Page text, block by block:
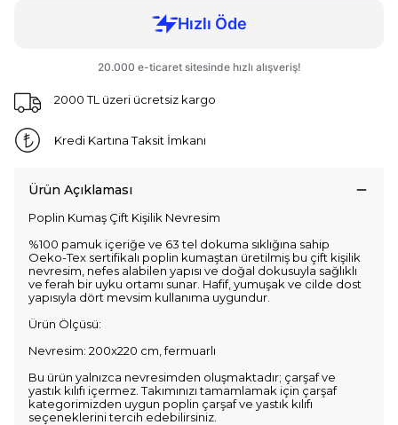
2000 TL üzeri ücretsiz kargo
Kredi Kartına Taksit İmkanı
Ürün Açıklaması
Poplin Kumaş Çift Kişilik Nevresim
%100 pamuk içeriğe ve 63 tel dokuma sıklığına sahip
Oeko-Tex sertifikalı poplin kumaştan üretilmiş bu çift kişilik
nevresim, nefes alabilen yapısı ve doğal dokusuyla sağlıklı
ve ferah bir uyku ortamı sunar. Hafif, yumuşak ve cilde dost
yapısıyla dört mevsim kullanıma uygundur.
Ürün Ölçüsü:
Nevresim: 200x220 cm, fermuarlı
Bu ürün yalnızca nevresimden oluşmaktadır; çarşaf ve
yastık kılıfı içermez. Takımınızı tamamlamak için çarşaf
kategorimizden uygun poplin çarşaf ve yastık kılıfı
seçeneklerini tercih edebilirsiniz.